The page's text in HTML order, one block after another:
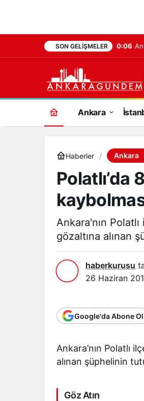
SON GELIŞMELER 0:06
Ankara
Haberler Ankara
Polatlı’da
Ankara'nın
gözaltına alınan
haberkurusu
26 Haziran
Google'da Abone Ol
Ankara’nın Polatlı
alınan şüphelinin
Göz Atın